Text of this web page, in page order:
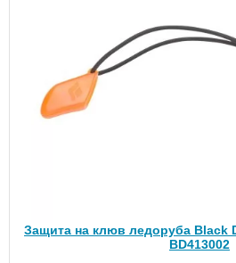
Защита на клюв ледоруба Black
BD413002